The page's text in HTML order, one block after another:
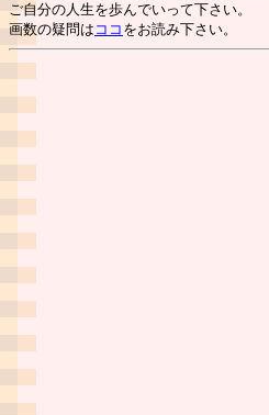
ご自分の人生を歩んでいって下さい。
画数の疑問は ココ をお読み下さい。